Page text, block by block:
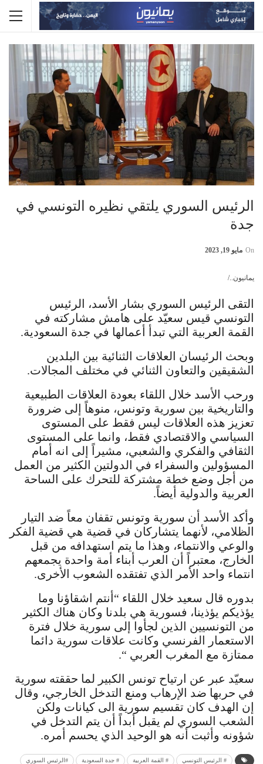
الرئيس السوري يلتقي نظيره التونسي في
جدة
On مايو 19, 2023
يمانيون../
التقى الرئيس السوري بشار الأسد، الرئيس
التونسي قيس سعيّد على هامش مشاركته في
القمة العربية التي تبدأ أعمالها في جدة السعودية.
وبحث الرئيسان العلاقات الثنائية بين البلدين
الشقيقين والتعاون الثنائي في مختلف المجالات.
ورحب الأسد خلال اللقاء بعودة العلاقات الطبيعية
والتاريخية بين سورية وتونس، منوهاً إلى ضرورة
تعزيز هذه العلاقات ليس فقط على المستوى
السياسي والاقتصادي فقط، وانما على المستوى
الثقافي والفكري والشعبي، مشيراً إلى انه أمام
المسؤولين والسفراء في الدولتين الكثير من العمل
من أجل وضع خطة مشتركة للتحرك على الساحة
العربية والدولية أيضاً.
وأكد الأسد أن سورية وتونس تقفان معاً ضد التيار
الظلامي، لأنهما يتشاركان في قضية هي قضية الفكر
والوعي والانتماء، وهذا ما يتم استهدافه من قبل
الخارج، معتبراً أن العرب أبناء أمة واحدة يجمعهم
انتماء واحد الأمر الذي تفتقده الشعوب الأخرى.
بدوره قال سعيد خلال اللقاء “أنتم اشقاؤنا وما
يؤذيكم يؤذينا، فسورية هي بلدنا وكان هناك الكثير
من التونسيين الذين لجأوا إلى سورية خلال فترة
الاستعمار الفرنسي وكانت علاقات سورية دائما
ممتازة مع المغرب العربي “.
سعيّد عبر عن ارتياح تونس الكبير لما حققته سورية
في حربها ضد الإرهاب ومنع التدخل الخارجي، وقال
إن الهدف كان تقسيم سورية الى كيانات ولكن
الشعب السوري لم يقبل أبداً أن يتم التدخل في
شؤونه وأثبت أنه هو الوحيد الذي يحسم أمره.
# الرئيس التونسي # القمة العربية # جدة السعودية #الرئيس السوري